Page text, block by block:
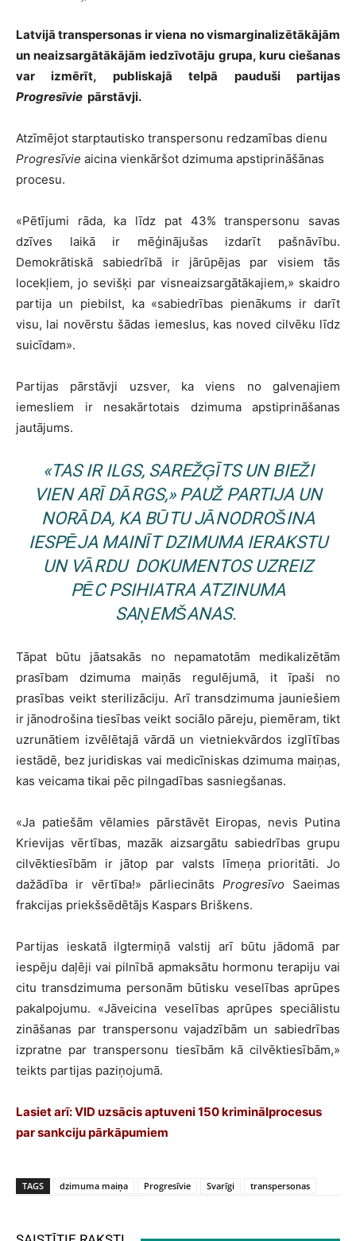
Latvijā transpersonas ir viena no vismarginalizētākājām
un neaizsargātākājām iedzīvotāju grupa, kuru ciešanas
var izmērīt, publiskajā telpā pauduši partijas
Progresīvie pārstāvji.
Atzīmējot starptautisko transpersonu redzamības dienu
Progresīvie aicina vienkāršot dzimuma apstiprināšānas
procesu.
«Pētījumi rāda, ka līdz pat 43% transpersonu savas
dzīves laikā ir mēģinājušas izdarīt pašnāvību.
Demokrātiskā sabiedrībā ir jārūpējas par visiem tās
locekļiem, jo sevišķi par visneaizsargātākajiem,» skaidro
partija un piebilst, ka «sabiedrības pienākums ir darīt
visu, lai novērstu šādas iemeslus, kas noved cilvēku līdz
suicīdam».
Partijas pārstāvji uzsver, ka viens no galvenajiem
iemesliem ir nesakārtotais dzimuma apstiprināšanas
jautājums.
«TAS IR ILGS, SAREŽĢĪTS UN BIEŽI
VIEN ARĪ DĀRGS,»PAUŽ PARTIJA UN
NORĀDA, KA BŪTU JĀNODROŠINA
IESPĒJA MAINĪT DZIMUMA IERAKSTU
UN VĀRDU DOKUMENTOS UZREIZ
PĒC PSIHIATRA ATZINUMA
SAŅEMŠANAS.
Tāpat būtu jāatsakās no nepamatotām medikalizētām
prasībam dzimuma maiņās regulējumā, it īpaši no
prasības veikt sterilizāciju. Arī transdzimuma jauniešiem
ir jānodrošina tiesības veikt sociālo pāreju, piemēram, tikt
uzrunātiem izvēlētajā vārdā un vietniekvārdos izglītības
iestādē, bez juridiskas vai medicīniskas dzimuma maiņas,
kas veicama tikai pēc pilngadības sasniegšanas.
«Ja patiešām vēlamies pārstāvēt Eiropas, nevis Putina
Krievijas vērtības, mazāk aizsargātu sabiedrības grupu
cilvēktiesībām ir jātop par valsts līmeņa prioritāti. Jo
dažādība ir vērtība!» pārliecināts Progresīvo Saeimas
frakcijas priekšsēdētājs Kaspars Briškens.
Partijas ieskatā ilgtermiņā valstij arī būtu jādomā par
iespēju daļēji vai pilnībā apmaksātu hormonu terapiju vai
citu transdzimuma personām būtisku veselības aprūpes
pakalpojumu. «Jāveicina veselības aprūpes speciālistu
zināšanas par transpersonu vajadzībām un sabiedrības
izpratne par transpersonu tiesībām kā cilvēktiesībām,»
teikts partijas paziņojumā.
Lasiet arī:VID uzsācis aptuveni 150 kriminālprocesus
par sankciju pārkāpumiem
TAGS dzimuma maiņa Progresīvie Svarīgi transpersonas